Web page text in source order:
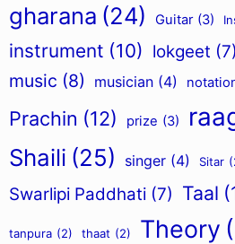
gharana (24) Guitar (3)
instrument (10) lokgeet (7)
music (8) musician (4)
Prachin (12) prize (3)
Shaili (25) singer (4) Sitar
Swarlipi Paddhati (7) Taal
tanpura (2) thaat (2) Theory